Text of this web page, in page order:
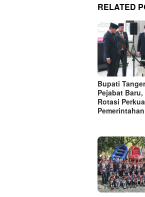
RELATED
Bupati
Pejabat
Rotasi